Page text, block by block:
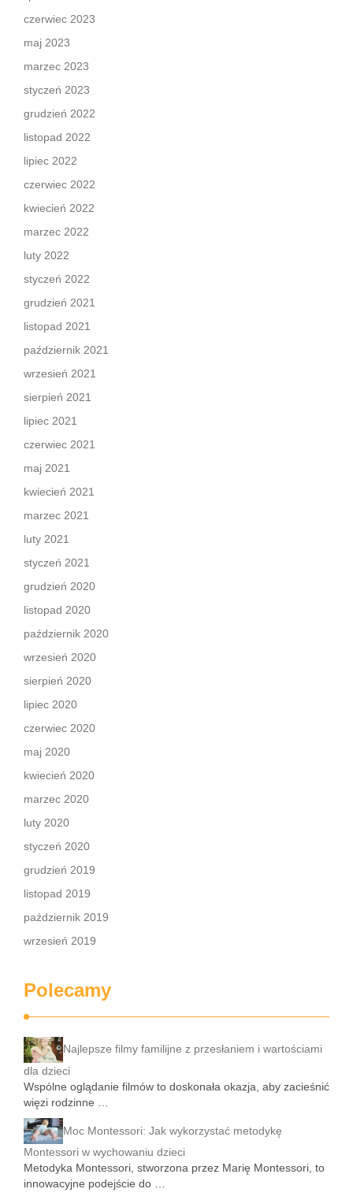
czerwiec 2023
maj 2023
marzec 2023
styczeń 2023
grudzień 2022
listopad 2022
lipiec 2022
czerwiec 2022
kwiecień 2022
marzec 2022
luty 2022
styczeń 2022
grudzień 2021
listopad 2021
październik 2021
wrzesień 2021
sierpień 2021
lipiec 2021
czerwiec 2021
maj 2021
kwiecień 2021
marzec 2021
luty 2021
styczeń 2021
grudzień 2020
listopad 2020
październik 2020
wrzesień 2020
sierpień 2020
lipiec 2020
czerwiec 2020
maj 2020
kwiecień 2020
marzec 2020
luty 2020
styczeń 2020
grudzień 2019
listopad 2019
październik 2019
wrzesień 2019
Polecamy
Najlepsze filmy familijne z przesłaniem i wartościami
dla dzieci
Wspólne oglądanie filmów to doskonała okazja, aby zacieśnić
więzi rodzinne …
Moc Montessori: Jak wykorzystać metodykę
Montessori w wychowaniu dzieci
Metodyka Montessori, stworzona przez Marię Montessori, to
innowacyjne podejście do …